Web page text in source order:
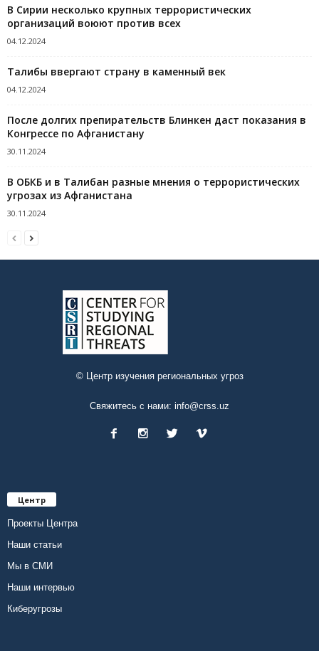
В Сирии несколько крупных террористических
организаций воюют против всех
04.12.2024
Талибы ввергают страну в каменный век
04.12.2024
После долгих препирательств Блинкен даст показания в
Конгрессе по Афганистану
30.11.2024
В ОБКБ и в Талибан разные мнения о террористических
угрозах из Афганистана
30.11.2024
© Центр изучения региональных угроз
Свяжитесь с нами: info@crss.uz
Центр
Проекты Центра
Наши статьи
Мы в СМИ
Наши интервью
Киберугрозы